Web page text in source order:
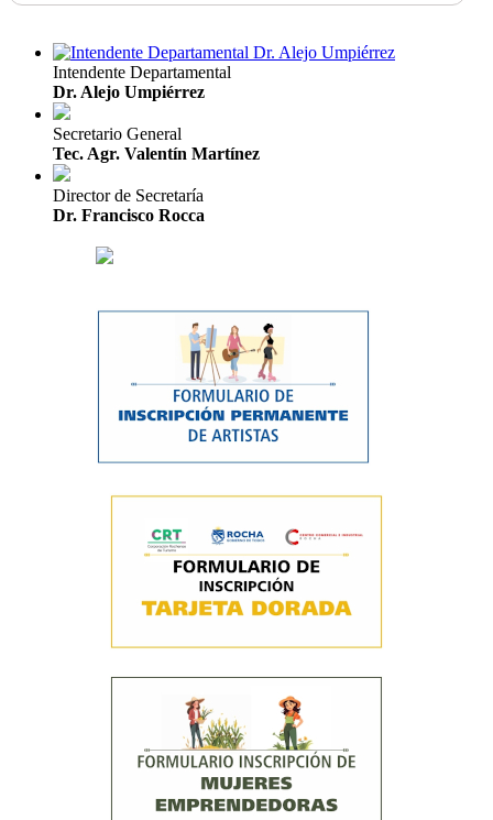
Intendente Departamental
Dr. Alejo Umpiérrez
Secretario General
Tec. Agr. Valentín Martínez
Director de Secretaría
Dr. Francisco Rocca